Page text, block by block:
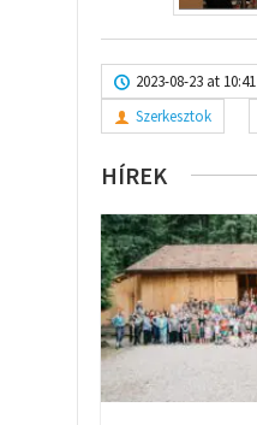
2023-08-23 at 10:41
Szerkesztok
HÍREK